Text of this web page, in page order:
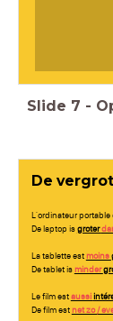
Slide 7 -
De
L'ordinateur portable
De laptop isgroter
La tablette estmoins
De tablet isminder
Le film estaussi
De film estnet zo /